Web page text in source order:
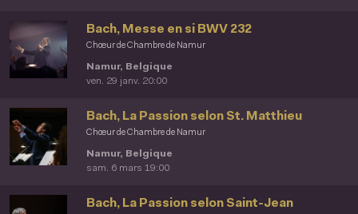
Chœur de Chambre de Namur
Bach, Messe en si BWV 232
Namur, Belgique
ven. 29 janv. 20:00
Chœur de Chambre de Namur
Bach, La Passion selon St. Matthieu
Namur, Belgique
sam. 6 mars 19:00
Bach, La Passion selon Saint-Jean